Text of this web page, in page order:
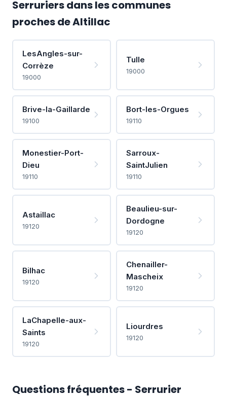
Serruriers dans les communes
proches de Altillac
LesAngles-sur-
Corrèze
19000
Tulle
19000
Brive-la-Gaillarde
19100
Bort-les-Orgues
19110
Monestier-Port-
Dieu
19110
Sarroux-
SaintJulien
19110
Astaillac
19120
Beaulieu-sur-
Dordogne
19120
Bilhac
19120
Chenailler-
Mascheix
19120
LaChapelle-aux-
Saints
19120
Liourdres
19120
Questions fréquentes - Serrurier